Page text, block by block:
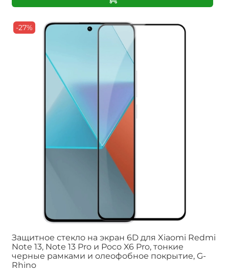
-27%
Защитное стекло на экран 6D для Xiaomi Redmi
Note 13, Note 13 Pro и Poco X6 Pro, тонкие
черные рамками и олеофобное покрытие, G-
Rhino